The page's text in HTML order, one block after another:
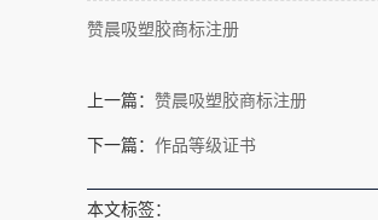
赞晨吸塑胶商标注册
上一篇： 赞晨吸塑胶商标注册
下一篇： 作品等级证书
本文标签：